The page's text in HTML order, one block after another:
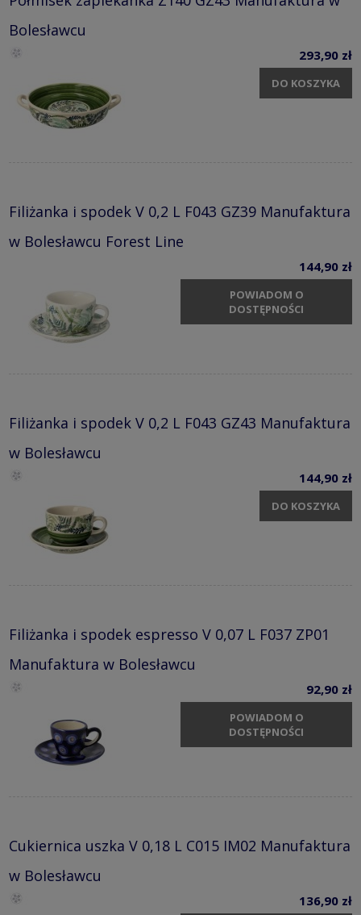
Bolesławcu
293,90 zł
DO KOSZYKA
Filiżanka i spodek V 0,2 L F043 GZ39 Manufaktura
w Bolesławcu Forest Line
144,90 zł
POWIADOM O
DOSTĘPNOŚCI
Filiżanka i spodek V 0,2 L F043 GZ43 Manufaktura
w Bolesławcu
144,90 zł
DO KOSZYKA
Filiżanka i spodek espresso V 0,07 L F037 ZP01
Manufaktura w Bolesławcu
92,90 zł
POWIADOM O
DOSTĘPNOŚCI
Cukiernica uszka V 0,18 L C015 IM02 Manufaktura
w Bolesławcu
136,90 zł